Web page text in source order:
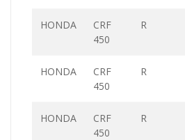
HONDA
CRF
450
R
HONDA
CRF
450
R
HONDA
CRF
450
R